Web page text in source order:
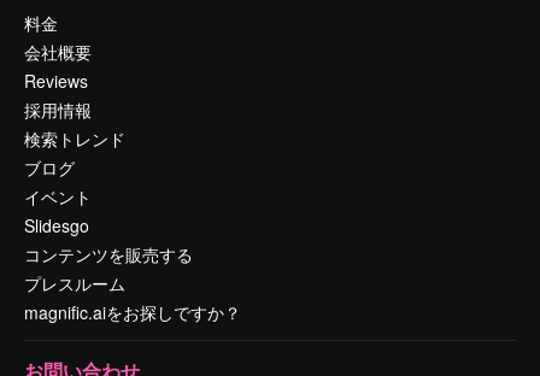
料金
会社概要
Reviews
採用情報
検索トレンド
ブログ
イベント
Slidesgo
コンテンツを販売する
プレスルーム
magnific.aiをお探しですか？
お問い合わせ